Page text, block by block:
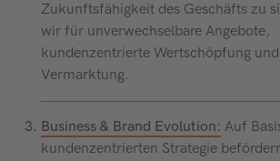
Zukunftsfähigkeit des Geschäfts zu
wir für unverwechselbare Angebote,
kundenzentrierte Wertschöpfung
Vermarktung.
Business & Brand Evolution: Auf
kundenzentrierten Strategie